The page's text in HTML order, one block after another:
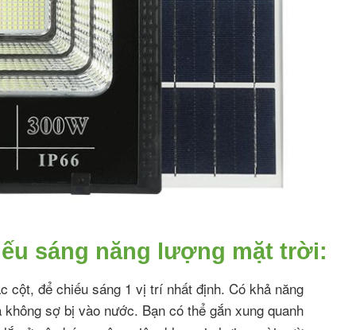
sáng năng lượng mặt trời:
cột, để chiếu sáng 1 vị trí nhất định. Có khả năng
sợ bị vào nước. Bạn có thể gắn xung quanh